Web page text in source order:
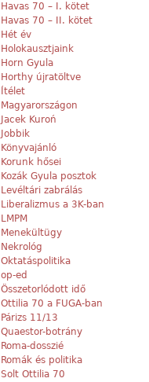
Havas 70 – I. kötet
Havas 70 – II. kötet
Hét év
Holokausztjaink
Horn Gyula
Horthy újratöltve
Ítélet
Magyarországon
Jacek Kuroń
Jobbik
Könyvajánló
Korunk hősei
Kozák Gyula posztok
Levéltári zabrálás
Liberalizmus a 3K-ban
LMPM
Menekültügy
Nekrológ
Oktatáspolitika
op-ed
Összetorlódott idő
Ottilia 70 a FUGA-ban
Párizs 11/13
Quaestor-botrány
Roma-dosszié
Romák és politika
Solt Ottilia 70